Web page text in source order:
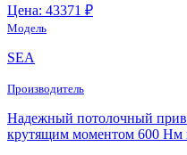
Цена: 43371 ₽
Модель
SEA
Производитель
Надежный потолочный
крутящим моментом 600